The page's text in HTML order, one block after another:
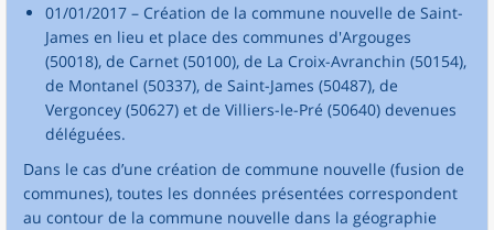
01/01/2017 – Création de la commune nouvelle de Saint-
James en lieu et place des communes d'Argouges
(50018), de Carnet (50100), de La Croix-Avranchin (50154),
de Montanel (50337), de Saint-James (50487), de
Vergoncey (50627) et de Villiers-le-Pré (50640) devenues
déléguées.
Dans le cas d’une création de commune nouvelle (fusion de
communes), toutes les données présentées correspondent
au contour de la commune nouvelle dans la géographie